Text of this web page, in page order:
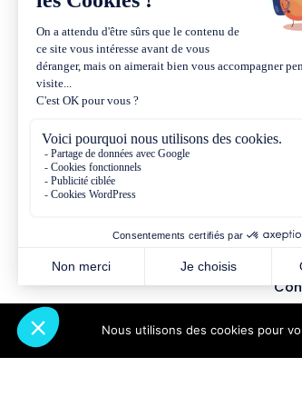
Nous utilisons des cookies pour